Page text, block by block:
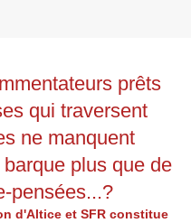
prêts
qui traversent
ne manquent
plus que de
pensées...?
d'Altice et SFR constitue